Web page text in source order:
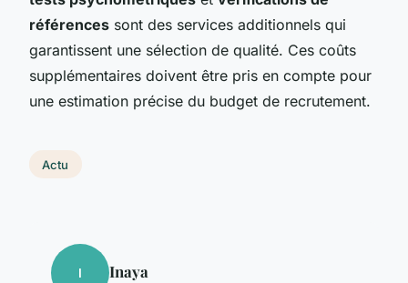
références sont des services additionnels qui
garantissent une sélection de qualité. Ces coûts
supplémentaires doivent être pris en compte pour
une estimation précise du budget de recrutement.
Actu
I Inaya